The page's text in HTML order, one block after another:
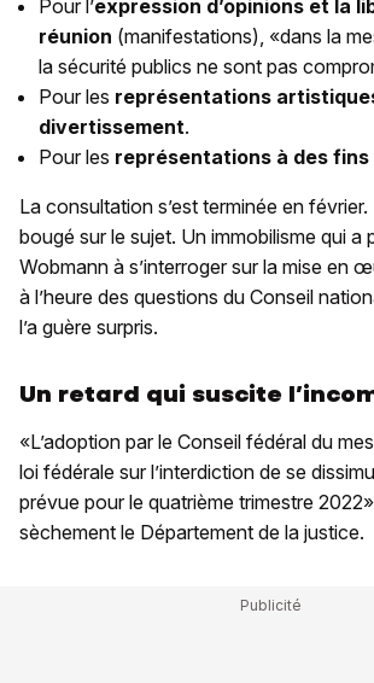
Pour l’expression d’opinions et la
réunion (manifestations), «dans la
la sécurité publics ne sont pas
Pour les représentations
divertissement.
Pour les représentations à des
La consultation s’est terminée en février.
bougé sur le sujet. Un immobilisme qui a
Wobmann à s’interroger sur la mise en
à l’heure des questions du Conseil
l’a guère surpris.
Un retard qui suscite
«L’adoption par le Conseil fédéral du
loi fédérale sur l’interdiction de se
prévue pour le quatrième trimestre
sèchement le Département de la justice.